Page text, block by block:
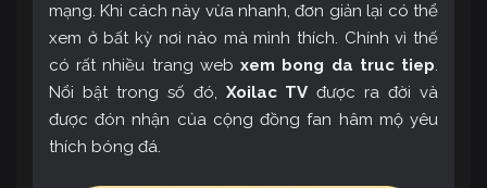
mạng. Khi cách này vừa nhanh, đơn giản lại có thể
xem ở bất kỳ nơi nào mà mình thích. Chính vì thế
có rất nhiều trang webxem bong da truc tiep.
Nổi bật trong số đó, Xoilac TV được ra đời và
được đón nhận của cộng đồng fan hâm mộ yêu
thích bóng đá.